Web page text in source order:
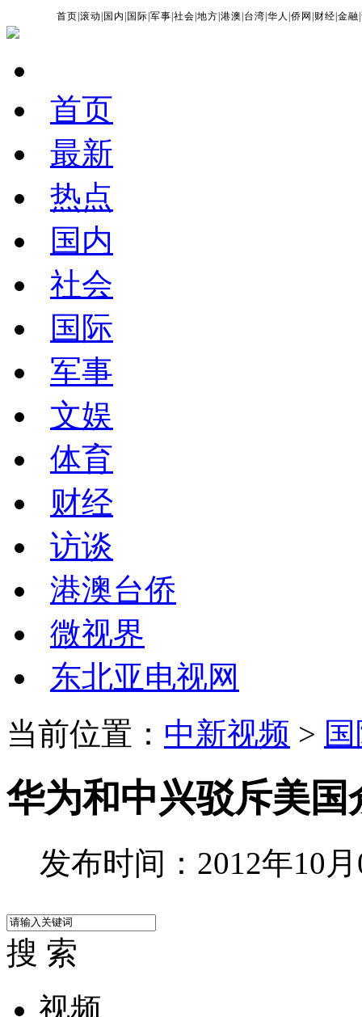
首页 |滚动 国内 国际 |军事 |社会 |地方 |港澳 台湾 |华人 |侨网 财经 |金融 |
首页
最新
热点
国内
社会
国际
军事
文娱
体育
财经
访谈
港澳台侨
微视界
东北亚电视网
当前位置： 中新视频 >
华为和中兴驳斥美国
发布时间：2012年10
搜 索
视频